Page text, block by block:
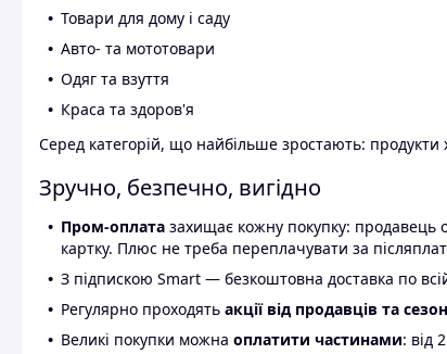
Товари для дому і саду
Авто- та мототовари
Одяг та взуття
Краса та здоров'я
Серед категорій, що найбільше зростають: продукти
Зручно, безпечно, вигідно
Пром-оплата захищає кожну покупку: продавець
картку. Плюс не треба переплачувати за
З підпискою Smart — безкоштовна доставка по
Регулярно проходять акції від продавців та
Великі покупки можна оплатити частинами: від